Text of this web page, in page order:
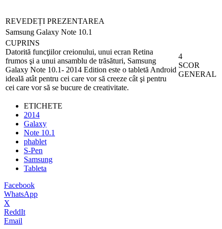
REVEDEȚI PREZENTAREA
Samsung Galaxy Note 10.1
CUPRINS
Datorită funcţiilor creionului, unui ecran Retina
frumos şi a unui ansamblu de trăsături, Samsung
Galaxy Note 10.1- 2014 Edition este o tabletă Android
ideală atât pentru cei care vor să creeze cât şi pentru
cei care vor să se bucure de creativitate.
4
SCOR
GENERAL
ETICHETE
2014
Galaxy
Note 10.1
phablet
S-Pen
Samsung
Tableta
Facebook
WhatsApp
X
ReddIt
Email